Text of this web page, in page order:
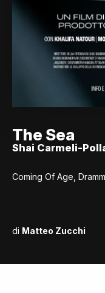
The Sea
Shai Carmeli-
Coming Of Age,
di Matteo Zucchi